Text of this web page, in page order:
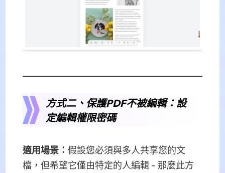
方式二、保護PDF不被編輯：設
定編輯權限密碼
適用場景： 假設您必須與多人共享您的文
檔，但希望它僅由特定的人編輯 - 那麼此方